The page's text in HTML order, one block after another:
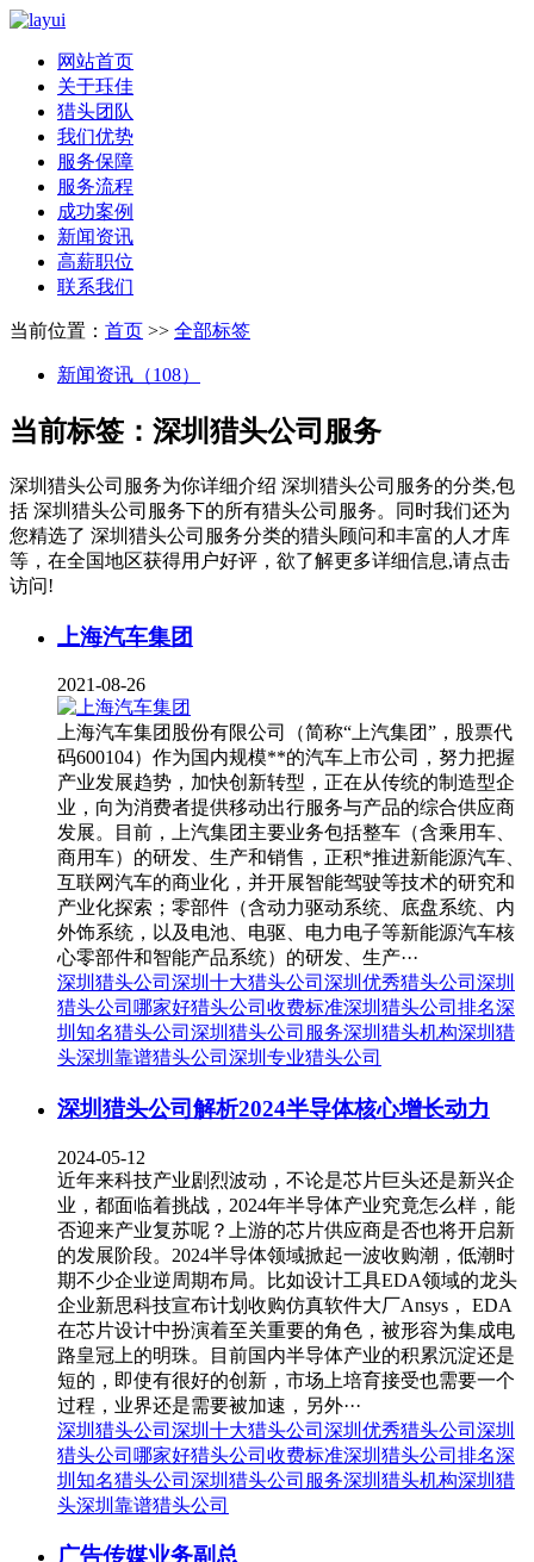
网站首页
关于珏佳
猎头团队
我们优势
服务保障
服务流程
成功案例
新闻资讯
高薪职位
联系我们
当前位置： 首页 >> 全部标签
新闻资讯（108）
当前标签： 深圳猎头公司服务
深圳猎头公司服务为你详细介绍 深圳猎头公司服务的分类,包
括 深圳猎头公司服务下的所有猎头公司服务。同时我们还为
您精选了 深圳猎头公司服务分类的猎头顾问和丰富的人才库
等，在全国地区获得用户好评，欲了解更多详细信息,请点击
访问!
上海汽车集团
2021-08-26
上海汽车集团股份有限公司（简称“上汽集团”，股票代
码600104）作为国内规模**的汽车上市公司，努力把握
产业发展趋势，加快创新转型，正在从传统的制造型企
业，向为消费者提供移动出行服务与产品的综合供应商
发展。目前，上汽集团主要业务包括整车（含乘用车、
商用车）的研发、生产和销售，正积*推进新能源汽车、
互联网汽车的商业化，并开展智能驾驶等技术的研究和
产业化探索；零部件（含动力驱动系统、底盘系统、内
外饰系统，以及电池、电驱、电力电子等新能源汽车核
心零部件和智能产品系统）的研发、生产···
深圳猎头公司 深圳十大猎头公司 深圳优秀猎头公司 深圳
猎头公司哪家好猎头公司收费标准深圳猎头公司排名深
圳知名猎头公司 深圳猎头公司服务深圳猎头机构深圳猎
头深圳靠谱猎头公司 深圳专业猎头公司
深圳猎头公司解析2024半导体核心增长动力
2024-05-12
近年来科技产业剧烈波动，不论是芯片巨头还是新兴企
业，都面临着挑战，2024年半导体产业究竟怎么样，能
否迎来产业复苏呢？上游的芯片供应商是否也将开启新
的发展阶段。2024半导体领域掀起一波收购潮，低潮时
期不少企业逆周期布局。比如设计工具EDA领域的龙头
企业新思科技宣布计划收购仿真软件大厂Ansys， EDA
在芯片设计中扮演着至关重要的角色，被形容为集成电
路皇冠上的明珠。目前国内半导体产业的积累沉淀还是
短的，即使有很好的创新，市场上培育接受也需要一个
过程，业界还是需要被加速，另外···
深圳猎头公司 深圳十大猎头公司 深圳优秀猎头公司 深圳
猎头公司哪家好猎头公司收费标准深圳猎头公司排名深
圳知名猎头公司 深圳猎头公司服务深圳猎头机构深圳猎
头深圳靠谱猎头公司
广告传媒业务副总